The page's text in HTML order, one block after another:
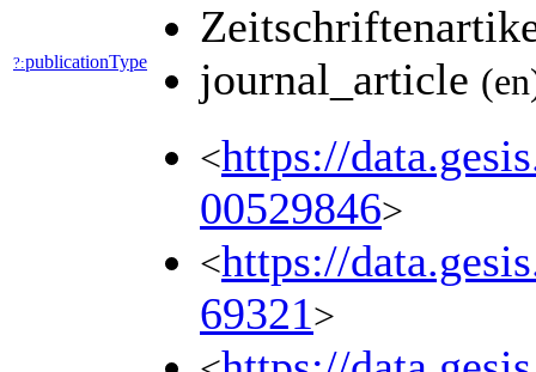
?:publicationType
journal_article
<https://
00529846>
<https://
69321>